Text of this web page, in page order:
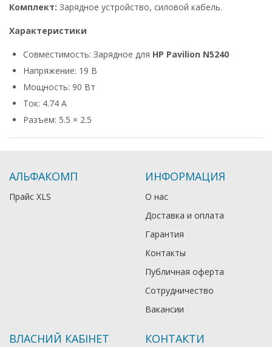
Комплект: Зарядное устройство, силовой кабель.
Характеристики
Совместимость: Зарядное для HP Pavilion N5240
Напряжение: 19 В
Мощность: 90 Вт
Ток: 4.74 А
Разъем: 5.5 × 2.5
АЛЬФАКОМП
Прайс XLS
ИНФОРМАЦИЯ
О нас
Доставка и оплата
Гарантия
Контакты
Публичная оферта
Сотрудничество
Вакансии
ВЛАСНИЙ КАБІНЕТ КОНТАКТИ